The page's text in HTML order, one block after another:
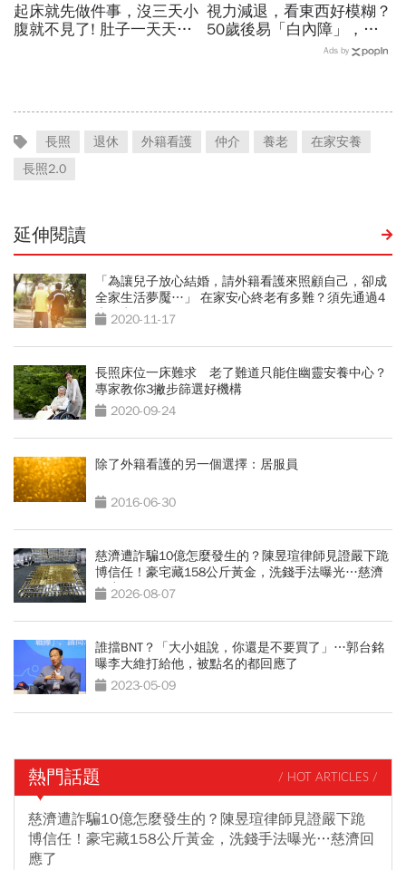
起床就先做件事，沒三天小
腹就不見了! 肚子一天天變
視力減退，看東西好模糊？
50歲後易「白內障」，出
現4症狀快找眼科醫師檢查
Ads by
長照 退休 外籍看護 仲介 養老
在家安養
長照2.0
延伸閱讀
「為讓兒子放心結婚，請外籍看護來照顧自己，卻成
全家生活夢魘…」 在家安心終老有多難？須先通過4
大關卡
2020-11-17
長照床位一床難求 老了難道只能住幽靈安養中心？
專家教你3撇步篩選好機構
2020-09-24
除了外籍看護的另一個選擇：居服員
2016-06-30
慈濟遭詐騙10億怎麼發生的？陳昱瑄律師見證嚴下跪
博信任！豪宅藏158公斤黃金，洗錢手法曝光…慈濟
回應了
2026-08-07
誰擋BNT？「大小姐說，你還是不要買了」…郭台銘
曝李大維打給他，被點名的都回應了
2023-05-09
熱門話題 / HOT ARTICLES /
慈濟遭詐騙10億怎麼發生的？陳昱瑄律師見證嚴下跪
博信任！豪宅藏158公斤黃金，洗錢手法曝光…慈濟回
應了